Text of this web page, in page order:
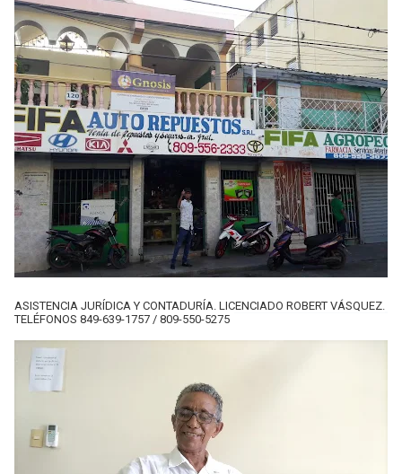
ASISTENCIA JURÍDICA Y CONTADURÍA. LICENCIADO ROBERT VÁSQUEZ.
TELÉFONOS 849-639-1757 / 809-550-5275